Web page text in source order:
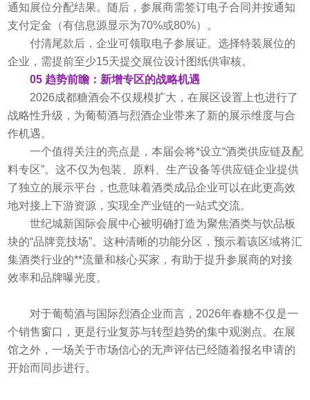
通知展位分配结果。随后，参展商需签订电子合同并按通知
支付定金（有信息源显示为70%或80%）。
付清尾款后，企业可领取电子参展证。选择特装展位的
企业，需提前至少15天提交展位设计图纸供审核。
05 趋势前瞻：新增专区的战略机遇
2026成都糖酒会不仅规模扩大，在展区设置上也进行了
战略性升级，为葡萄酒与烈酒企业带来了新的展示维度与合
作机遇。
一个值得关注的亮点是，本届会将*设立“酒类供应链及配
料专区”。这不仅为包装、原料、生产设备等供应链企业提供
了独立的展示平台，也意味着酒类成品企业可以在此更高效
地对接上下游资源，实现全产业链的一站式交流。
世纪城新国际会展中心被明确打造为聚焦酒类与饮品板
块的“品牌竞技场”。这种清晰的功能分区，预示着该区域将汇
集酒类行业的**流量和核心买家，有助于提升参展商的对接
效率和品牌曝光度。
对于葡萄酒与国际烈酒企业而言，2026年春糖不仅是一
个销售窗口，更是行业复苏与转型趋势的集中观测点。在展
馆之外，一场关于市场信心的无声评估已经随着报名申请的
开始而同步进行。